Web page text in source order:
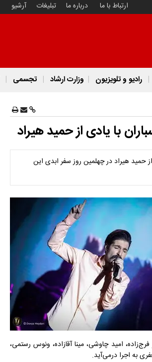
ارتباط با ما درباره ما تبلیغات آرشیو
رادیو و تلویزیون وزارت ارشاد تجسمی
با یادی از حمید هیراد
هیراد در چهلمین روز سفر ابدی این
امید چاوشی، مینا آقازاده، ونوس رستمی،
به اجرا درمی‌آید.